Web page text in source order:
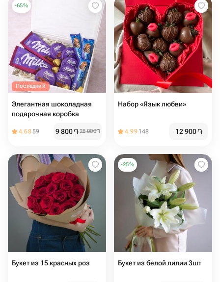
-65%
Последний
Элегантная шоколадная
подарочная коробка
4.6859 9 800֏28 000֏
Набор «Язык любви»
4.99 148 12 900֏
Букет из 15 красных роз️
-25%
Букет из белой лилии 3шт